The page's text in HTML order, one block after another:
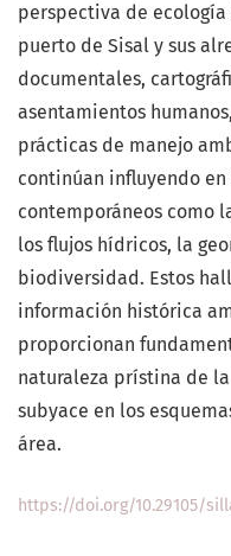
perspectiva de
puerto de Sisal y sus
documentales,
asentamientos
prácticas de manejo
continúan influyendo
contemporáneos como
los flujos hídricos, la
biodiversidad. Estos
información histórica
proporcionan
naturaleza prístina de
subyace en los
área.
https://doi.org/10.29105/